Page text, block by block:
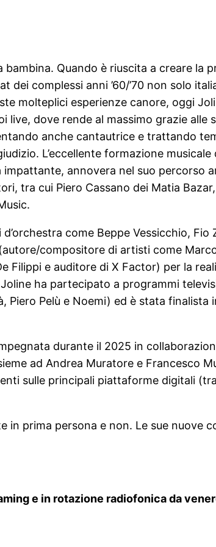
Quando è riuscita a creare la
complessi anni ’60/’70 non solo
molteplici esperienze canore, oggi
live, dove rende al massimo grazie alle
anche cantautrice e trattando
L’eccellente formazione musicale
impattante, annovera nel suo percorso
tra cui Piero Cassano dei Matia
come Beppe Vessicchio, Fio
compositore di artisti come
Filippi e auditore di X Factor) per la
ha partecipato a programmi
Piero Pelù e Noemi) ed è stata finalista
durante il 2025 in
ad Andrea Muratore e Francesco
sulle principali piattaforme digitali
in prima persona e non. Le sue nuove
e in rotazione radiofonica da